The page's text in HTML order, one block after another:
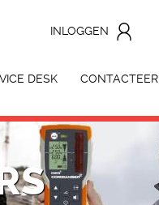
INLOGGEN
DESK